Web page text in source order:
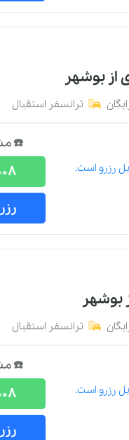
از بوشهر
ترانسفر استقبال
رزرو است.
☎️
بوشهر
ترانسفر استقبال
رزرو است.
☎️